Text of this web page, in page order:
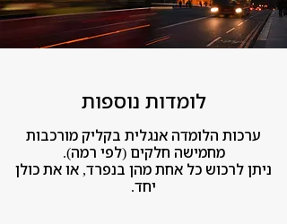
לומדות נוספות
ערכות הלומדה אנגלית בקליק מורכבות
מחמישה חלקים (לפי רמה).
ניתן לרכוש כל אחת מהן בנפרד, או את כולן
יחד.